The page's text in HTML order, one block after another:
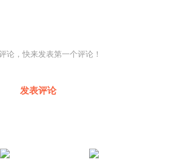
论，快来发表第一个评论！
发表评论